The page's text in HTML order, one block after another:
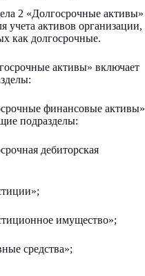
2 «Долгосрочные активы»
учета активов организации,
как долгосрочные.
активы» включает
финансовые активы»
подразделы:
дебиторская
имущество»;
средства»;